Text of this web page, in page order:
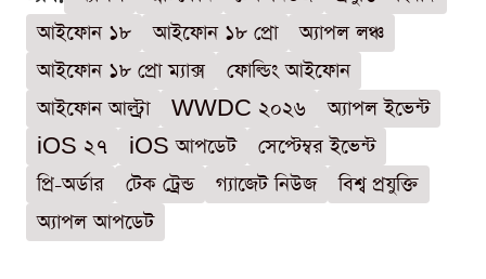
আইফোন ১৮
আইফোন ১৮ প্রো
অ্যাপল লঞ্চ
আইফোন ১৮ প্রো ম্যাক্স
ফোল্ডিং আইফোন
আইফোন আল্ট্রা
WWDC ২০২৬
অ্যাপল ইভেন্ট
iOS ২৭
iOS আপডেট
সেপ্টেম্বর ইভেন্ট
প্রি-অর্ডার
টেক ট্রেন্ড গ্যাজেট নিউজ
বিশ্ব প্রযুক্তি
অ্যাপল আপডেট